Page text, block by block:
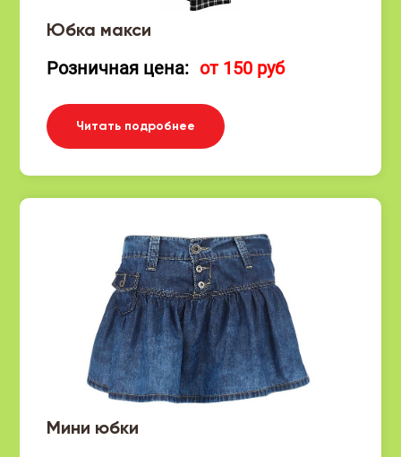
Юбка макси
Розничная цена: от 150 руб
Читать подробнее
Мини юбки